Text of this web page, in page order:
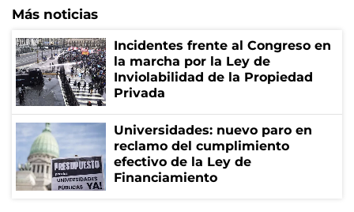
Más noticias
Incidentes frente al Congreso en
la marcha por la Ley de
Inviolabilidad de la Propiedad
Privada
Universidades: nuevo paro en
reclamo del cumplimiento
efectivo de la Ley de
Financiamiento